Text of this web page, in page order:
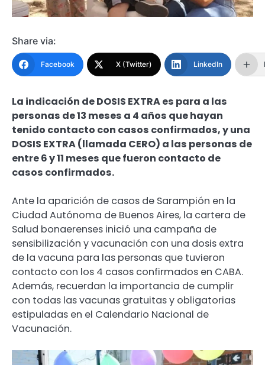
Share via:
Facebook X (Twitter) LinkedIn
La indicación de DOSIS EXTRA es para a las
personas de 13 meses a 4 años que hayan
tenido contacto con casos confirmados, y una
DOSIS EXTRA (llamada CERO) a las personas de
entre 6 y 11 meses que fueron contacto de
casos confirmados.
Ante la aparición de casos de Sarampión en la
Ciudad Autónoma de Buenos Aires, la cartera de
Salud bonaerenses inició una campaña de
sensibilización y vacunación con una dosis extra
de la vacuna para las personas que tuvieron
contacto con los 4 casos confirmados en CABA.
Además, recuerdan la importancia de cumplir
con todas las vacunas gratuitas y obligatorias
estipuladas en el Calendario Nacional de
Vacunación.